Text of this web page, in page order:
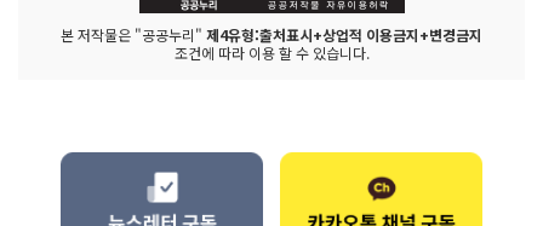
본 저작물은 "공공누리" 제4유형:출처표시+상업적 이용금지+변경금지
조건에 따라 이용 할 수 있습니다.